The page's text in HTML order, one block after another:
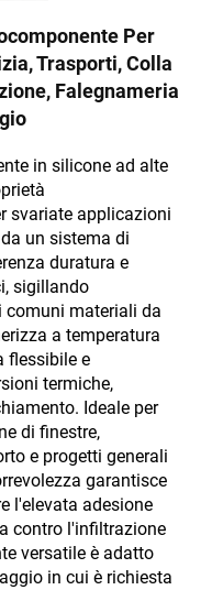
Per
Trasporti, Colla
Falegnameria
in silicone ad alte
svariate applicazioni
un sistema di
duratura e
sigillando
comuni materiali da
a temperatura
flessibile e
termiche,
Ideale per
di finestre,
e progetti generali
garantisce
l'elevata adesione
contro l'infiltrazione
versatile è adatto
in cui è richiesta